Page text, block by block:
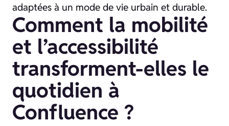
adaptées à un mode de vie urbain et durable.
Comment la mobilité
et l’accessibilité
transforment-elles le
quotidien à
Confluence ?